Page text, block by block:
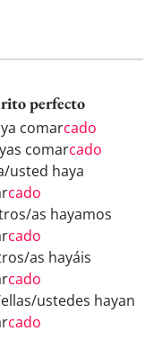
perfecto
comarcado
comarcado
usted haya
cado
as hayamos
cado
as hayáis
cado
ustedes hayan
cado